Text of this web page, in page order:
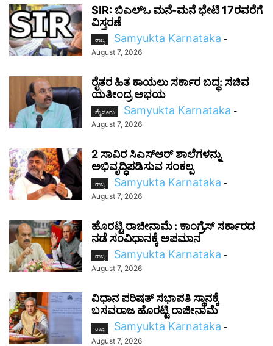
SIR: ಬಿಎಲ್ಒ ಮನೆ-ಮನೆ ಭೇಟಿ 17ರವರೆಗೆ
ವಿಸ್ತರಣೆ
ರಾಜ್ಯ Samyukta Karnataka -
August 7, 2026
ರೈತರ ಹಿತ ಕಾಯಲು ಸರ್ಕಾರ ಬದ್ಧ: ಸಚಿವ
ಯತೀಂದ್ರ ಅಭಯ
ಮೈಸೂರು Samyukta Karnataka -
August 7, 2026
2 ಸಾವಿರ ಸಿಎಸ್‌ಆರ್ ಶಾಲೆಗಳನ್ನು
ಅಭಿವೃದ್ಧಿಪಡಿಸುವ ಸಂಕಲ್ಪ
ರಾಜ್ಯ Samyukta Karnataka -
August 7, 2026
ಹೊರಟ್ಟಿ ರಾಜೀನಾಮೆ : ಕಾಂಗ್ರೆಸ್ ಸರ್ಕಾರದ
ನಡೆ ಸಂವಿಧಾನಕ್ಕೆ ಅಪಮಾನ
ರಾಜ್ಯ Samyukta Karnataka -
August 7, 2026
ವಿಧಾನ ಪರಿಷತ್ ಸಭಾಪತಿ ಸ್ಥಾನಕ್ಕೆ
ಬಸವರಾಜ ಹೊರಟ್ಟಿ ರಾಜೀನಾಮೆ
ರಾಜ್ಯ Samyukta Karnataka -
August 7, 2026